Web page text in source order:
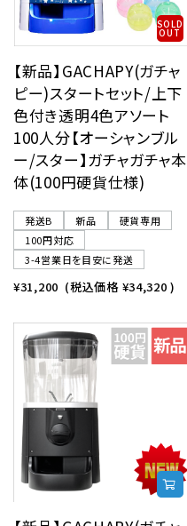
SOLD
OUT
【新品】GACHAPY(ガチャ
ピー)スタートセット/上下
色付き透明4色アソート
100人分【オーシャンブル
ー/スター】ガチャガチャ本
体(100円硬貨仕様)
発送B 新品
硬貨専用
100円対応
3-4営業日を目安に発送
¥31,200 (税込価格 ¥34,320 )